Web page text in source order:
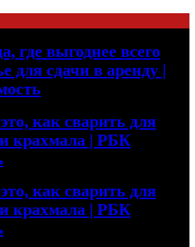
где выгоднее всего
для сдачи в аренду |
как сварить для
крахмала | РБК
как сварить для
крахмала | РБК